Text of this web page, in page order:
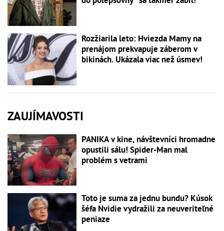
Rozžiarila leto: Hviezda Mamy na
prenájom prekvapuje záberom v
bikinách. Ukázala viac než úsmev!
ZAUJÍMAVOSTI
PANIKA v kine, návštevníci hromadne
opustili sálu! Spider-Man mal
problém s vetrami
Toto je suma za jednu bundu? Kúsok
šéfa Nvidie vydražili za neuveriteľné
peniaze